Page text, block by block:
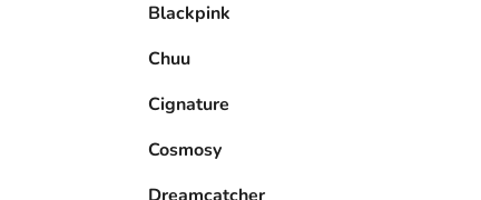
Blackpink
Chuu
Cignature
Cosmosy